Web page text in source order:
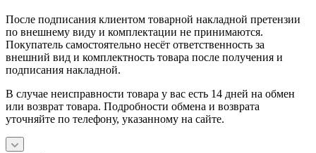
После подписания клиентом товарной накладной претензии
по внешнему виду и комплектации не принимаются.
Покупатель самостоятельно несёт ответственность за
внешний вид и комплектность товара после получения и
подписания накладной.
В случае неисправности товара у вас есть 14 дней на обмен
или возврат товара. Подробности обмена и возврата
уточняйте по телефону, указанному на сайте.